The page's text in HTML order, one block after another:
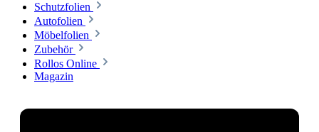
Schutzfolien
Autofolien
Möbelfolien
Zubehör
Rollos Online
Magazin